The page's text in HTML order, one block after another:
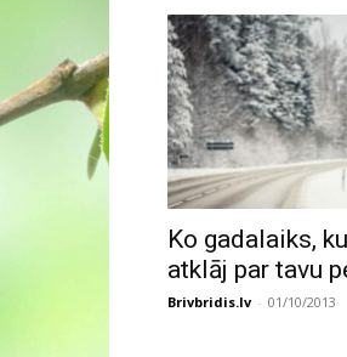
Ko gadalaiks,
atklāj par tavu
Brivbridis.lv - 01/10/2013